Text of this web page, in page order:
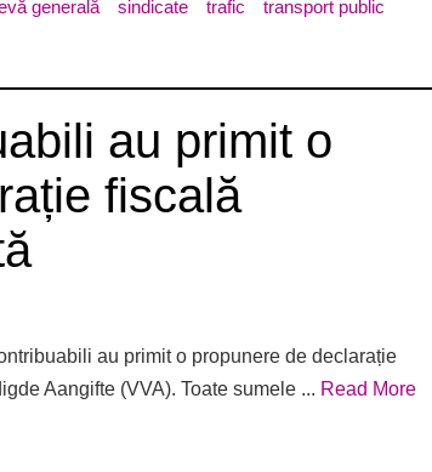
generală sindicate trafic transport public
au primit o
fiscală
au primit o propunere de declarație
Aangifte (VVA). Toate sumele ... Read More